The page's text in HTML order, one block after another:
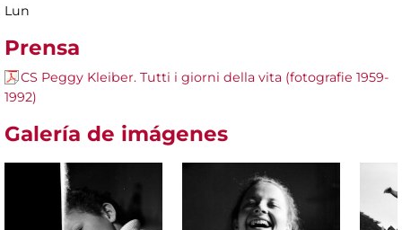
Lun
Prensa
CS Peggy Kleiber. Tutti i giorni della vita (fotografie 1959-
1992)
Galería de imágenes